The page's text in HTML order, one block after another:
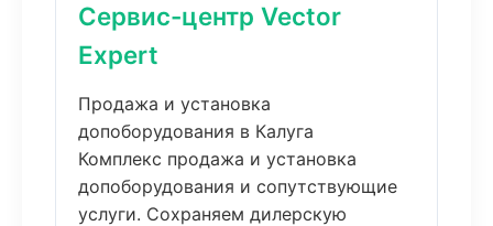
Сервис-центр Vector
Expert
Продажа и установка
допоборудования в Калуга
Комплекс продажа и установка
допоборудования и сопутствующие
услуги. Сохраняем дилерскую